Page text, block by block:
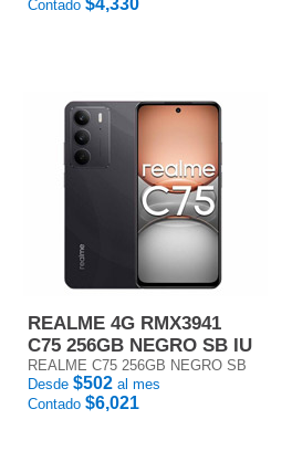
Contado $4,330
REALME 4G RMX3941
C75 256GB NEGRO SB IU
REALME C75 256GB NEGRO SB
Desde $502 al mes
Contado $6,021